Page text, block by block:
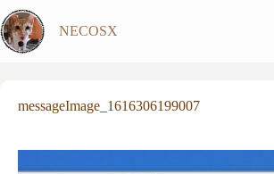
跳
至
主
NECOSX
messageImage_1616306199007